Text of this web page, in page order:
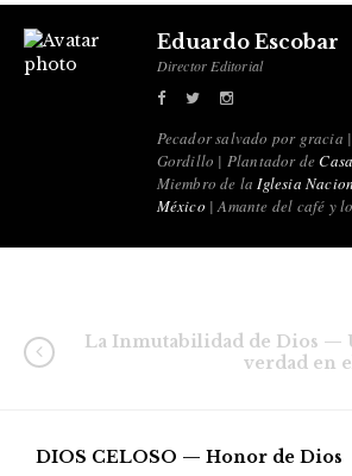
Eduardo Escobar
Director Editorial
Pecador salvado por gracia
Gordillo | Plantador de
Miembro de laIglesia
México | Amante del café y
La Inmutabilidad de Dios —
verdad en
DIOS CELOSO — Honor de Dios